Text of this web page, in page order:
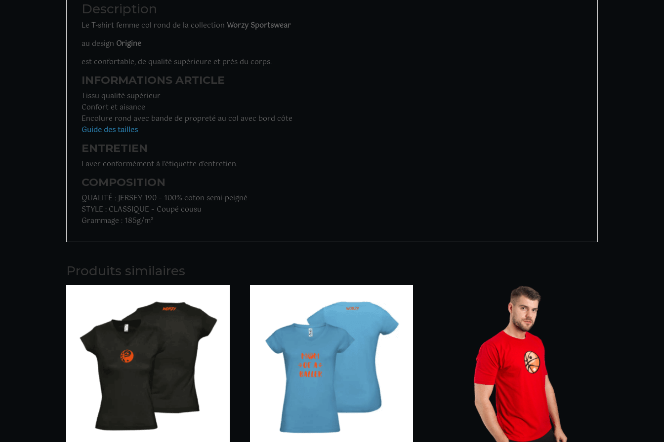
Description
Le T-shirt femme col rond de la collection Worzy Sportswear
au design Origine
est confortable, de qualité supérieure et près du corps.
INFORMATIONS ARTICLE
Tissu qualité supérieur
Confort et aisance
Encolure rond avec bande de propreté au col avec bord côte
Guide des tailles
ENTRETIEN
Laver conformément à l’étiquette d’entretien.
COMPOSITION
QUALITÉ : JERSEY 190 – 100% coton semi-peigné
STYLE : CLASSIQUE – Coupé cousu
Grammage : 185g/m²
Produits similaires